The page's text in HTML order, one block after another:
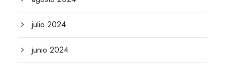
julio 2024
junio 2024